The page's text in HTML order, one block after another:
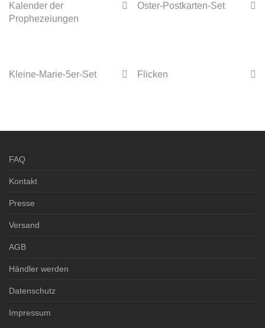
Kalender der
Prophezeiungen
Oster-Postkarten-Set
Kleine-Marie-5er-Set Flicken
FAQ
Kontakt
Presse
Versand
AGB
Händler werden
Datenschutz
Impressum